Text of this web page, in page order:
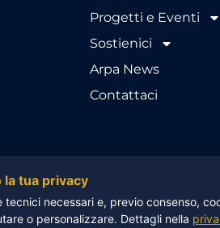
Progetti e Eventi
Sostienici
Arpa News
Contattaci
© FONDAZIONE ARPA –
la tua privacy
tecnici necessari e, previo consenso,
o personalizzare. Dettagli nella